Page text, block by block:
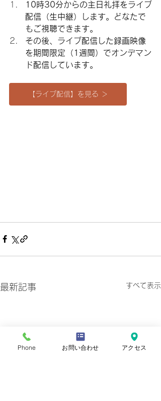
10時30分からの主日礼拝をライブ
配信（生中継）します。どなたで
もご視聴できます。
その後、ライブ配信した録画映像
を期間限定（1週間）でオンデマン
ド配信しています。
【ライブ配信】を見る ＞
最新記事 すべて表示
Phone お問い合わせ アクセス